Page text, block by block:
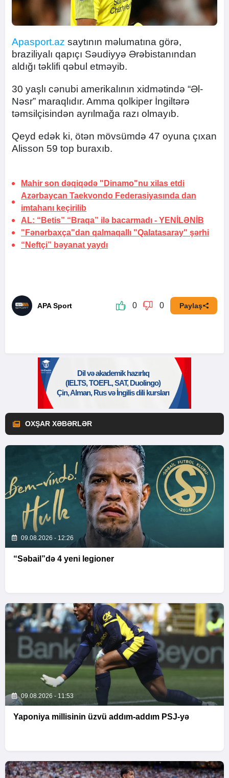
Apasport.az saytının məlumatına görə,
braziliyalı qapıçı Səudiyyə Ərəbistanından
aldığı təklifi qəbul etməyib.
30 yaşlı cənubi amerikalının xidmətində “Əl-
Nəsr” maraqlıdır. Amma qolkiper İngiltərə
təmsilçisindən ayrılmağa razı olmayıb.
Qeyd edək ki, ötən mövsümdə 47 oyuna çıxan
Alisson 59 top buraxıb.
Mahir son dəqiqədə "Dinamo"nu xilas etdi
Azərbaycan Taekvondo Federasiyasında dan
imtahanı keçirilib
AL: “Betis” “Braqa” ilə bacarmadı - YENİLƏNİB
"Fənərbaxça"dan qalmaqallı "Qalatasaray" şərhi
“Neftçi” bəyanat yaydı
APA Sport 0 0 Paylaş
OXŞAR XƏBƏRLƏR
09.08.2026 - 12:26
“Səbail”də 4 yeni legioner
09.08.2026 - 11:53
Yaponiya millisinin üzvü addım-addım PSJ-yə